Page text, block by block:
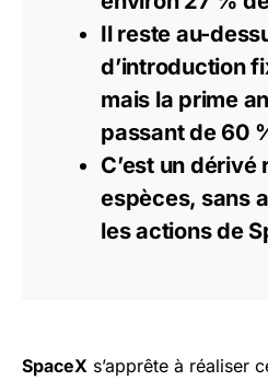
Il reste au-
d’introduction
mais la prime
passant de 60
C’est un dérivé
espèces, sans
les actions de
SpaceX s’apprête à réaliser